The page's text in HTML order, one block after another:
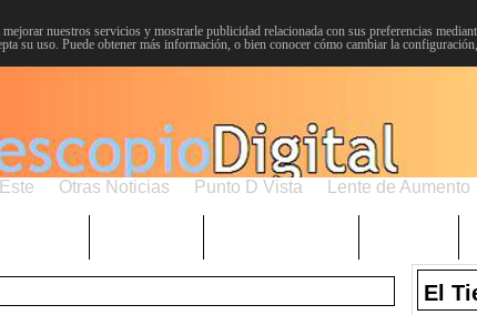
nuestros servicios y mostrarle publicidad relacionada con sus preferencias
su uso. Puede obtener más información, o bien conocer cómo cambiar la
Otras Noticias Punto D Vista Lente de Aumento
El